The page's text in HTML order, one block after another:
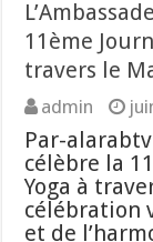
11ème
travers le
admin
Par-alarabtv
célèbre la
Yoga à
célébration
et de